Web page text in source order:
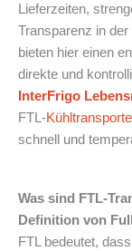
Lieferzeiten,
Transparenz in
bieten hier einen
direkte und
InterFrigo
FTL-Kühltransporte
schnell und
Was sind FTL-
Definition von
FTL bedeutet,